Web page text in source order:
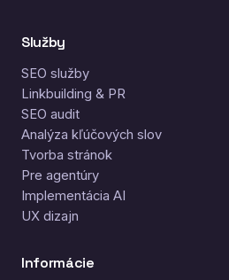
Služby
SEO služby
Linkbuilding & PR
SEO audit
Analýza kľúčových slov
Tvorba stránok
Pre agentúry
Implementácia AI
UX dizajn
Informácie